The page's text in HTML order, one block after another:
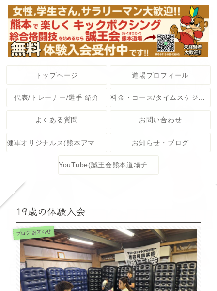
トップページ 道場プロフィール
代表/トレーナー/選手 紹介
よくある質問 お問い合わせ
お知らせ・ブログ
YouTube(誠王会熊本道場チャンネル)
19歳の体験入会
ブログ/お知らせ